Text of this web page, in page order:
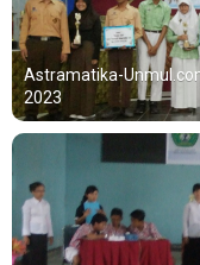
Astramatika-
2023